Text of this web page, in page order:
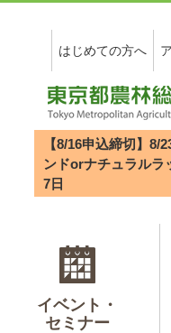
はじめての方へ
【8/16申込締切】
ンドorナチュラルラ
7 日
イベント・
セミナー